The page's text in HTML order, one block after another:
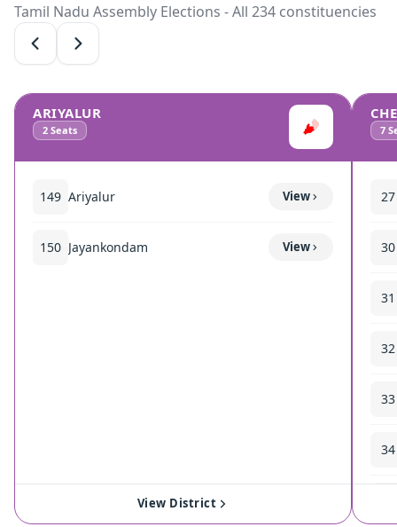
Tamil Nadu Assembly Elections - All 234 constituencies
ARIYALUR
2 Seats
149 Ariyalur View
150 Jayankondam View
View District
7
27
30
31
32
33
34